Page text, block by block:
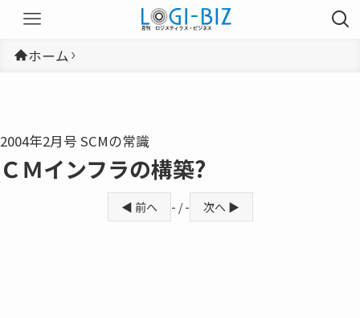
ホーム
2004年2月号 SCMの常識
ＣＭインフラの構築?
◀ 前へ - / - 次へ ▶